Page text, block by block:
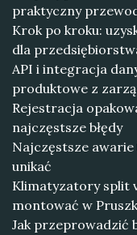
praktyczny
Krok po kroku:
dla
API i integracja
produktowe z
Rejestracja
najczęstsze błędy
Najczęstsze
unikać
Klimatyzatory split
montować w
Jak przeprowadzić